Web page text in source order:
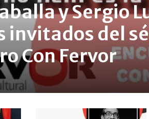
y Sergio
invitados del
Con Fervor